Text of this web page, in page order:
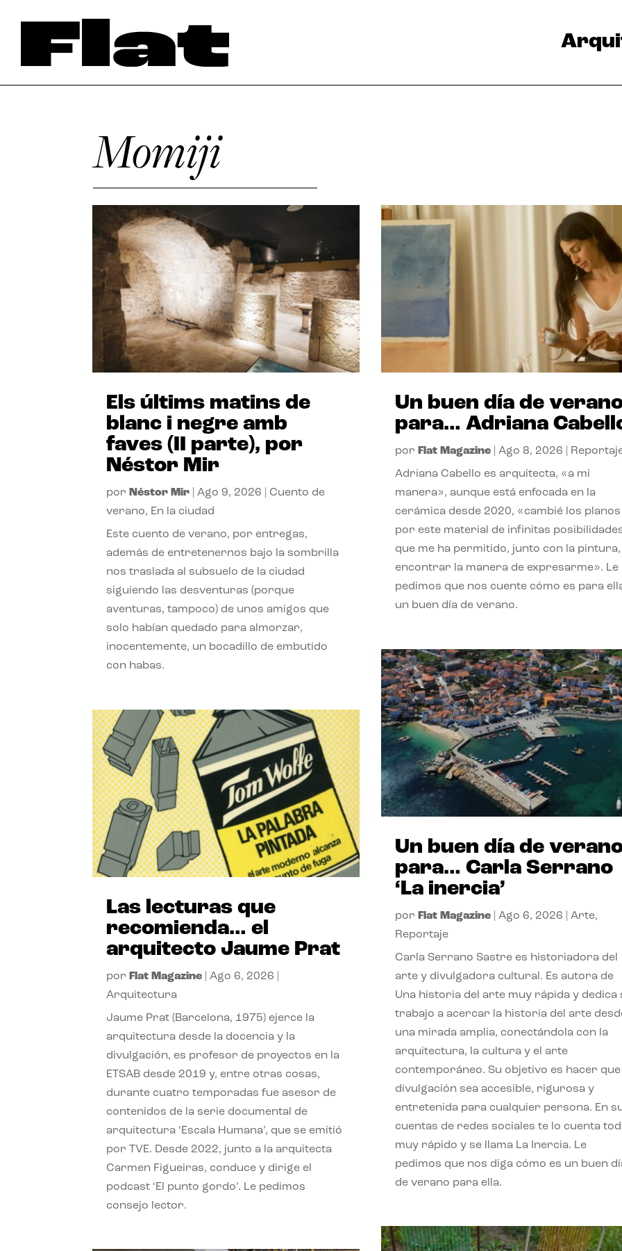
Momiji
Els últims matins de
blanc i negre amb
faves (II parte), por
Néstor Mir
por Néstor Mir |Ago 9, 2026 |Cuento de
verano, En la ciudad
Este cuento de verano, por entregas,
además de entretenernos bajo la sombrilla
nos traslada al subsuelo de la ciudad
siguiendo las desventuras (porque
aventuras, tampoco) de unos amigos que
solo habían quedado para almorzar,
inocentemente, un bocadillo de embutido
con habas.
Las lecturas que
recomienda… el
arquitecto Jaume Prat
por Flat Magazine |Ago 6, 2026
Arquitectura
Jaume Prat (Barcelona, 1975) ejerce la
arquitectura desde la docencia y la
divulgación, es profesor de proyectos en la
ETSAB desde 2019 y, entre otras cosas,
durante cuatro temporadas fue asesor de
contenidos de la serie documental de
arquitectura ‘Escala Humana’, que se emitió
por TVE. Desde 2022, junto a la arquitecta
Carmen Figueiras, conduce y dirige el
podcast ‘El punto gordo’. Le pedimos
consejo lector.
Un buen día de
para… Adriana
por Flat Magazine| Ago 8, 2026
Adriana Cabello es arquitecta, «a mi
manera», aunque está enfocada en la
cerámica desde 2020, «cambié los planos
por este material de infinitas
que me ha permitido, junto con la pintura,
encontrar la manera de expresarme». Le
pedimos que nos cuente cómo es para
un buen día de verano.
Un buen día de
para… Carla Serrano
‘La inercia’
por Flat Magazine| Ago 6, 2026 Arte,
Reportaje
Carla Serrano Sastre es historiadora del
arte y divulgadora cultural. Es autora de
Una historia del arte muy rápida y dedica
trabajo a acercar la historia del arte
una mirada amplia, conectándola con la
arquitectura, la cultura y el arte
contemporáneo. Su objetivo es hacer que
divulgación sea accesible, rigurosa y
entretenida para cualquier persona. En
cuentas de redes sociales te lo cuenta
muy rápido y se llama La Inercia. Le
pedimos que nos diga cómo es un buen
de verano para ella.